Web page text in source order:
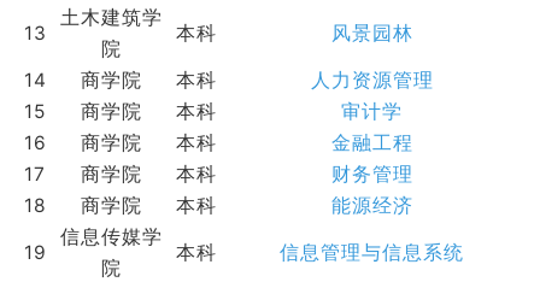
13
土木建筑学
院
本科 风景园林
14 商学院 本科
人力资源管理
15
商学院 本科
审计学
16
商学院 本科
金融工程
17
商学院 本科
财务管理
18
商学院 本科 能源经济
19
信息传媒学
院
本科 信息管理与信息系统